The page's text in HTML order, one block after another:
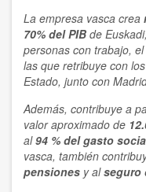
La empresa vasca crea
70% del PIB de
personas con trabajo, el
las que retribuye con los
Estado, junto con
Además, contribuye a
valor aproximado de
al94 % del gasto
vasca, también
pensiones y alseguro